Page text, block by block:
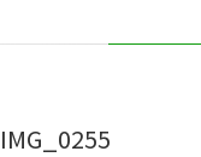
IMG_0255